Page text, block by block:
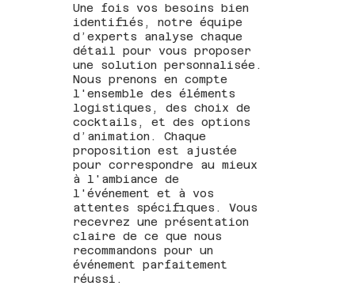
Une fois vos besoins bien
identifiés, notre équipe
d’experts analyse chaque
détail pour vous proposer
une solution personnalisée.
Nous prenons en compte
l'ensemble des éléments
logistiques, des choix de
cocktails, et des options
d’animation. Chaque
proposition est ajustée
pour correspondre au mieux
à l'ambiance de
l'événement et à vos
attentes spécifiques. Vous
recevrez une présentation
claire de ce que nous
recommandons pour un
événement parfaitement
réussi.